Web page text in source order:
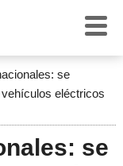
se
eléctricos
se